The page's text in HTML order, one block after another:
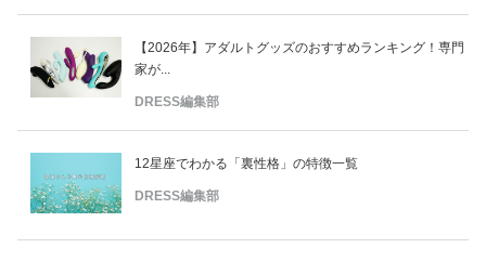
【2026年】アダルトグッズのおすすめランキング！専門
家が...
DRESS編集部
12星座でわかる「裏性格」の特徴一覧
DRESS編集部